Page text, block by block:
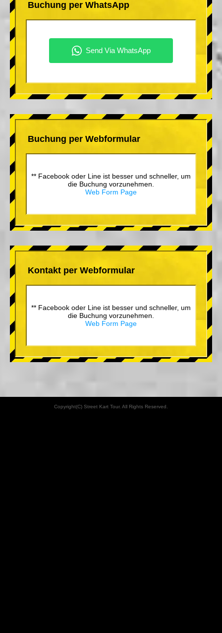
Buchung per WhatsApp
Buchung per Webformular
** Facebook oder Line ist besser und schneller, um
die Buchung vorzunehmen.
Web Form Page
Kontakt per Webformular
** Facebook oder Line ist besser und schneller, um
die Buchung vorzunehmen.
Web Form Page
Copyright(C) Street Kart Tour. All Rights Reserved.